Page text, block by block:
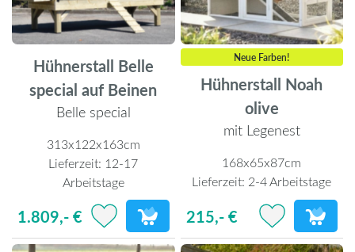
Hühnerstall Belle
special auf Beinen
Belle special
313x122x163cm
Lieferzeit: 12-17
Arbeitstage
1.809,- €
Neue Farben!
Hühnerstall Noah
olive
mit Legenest
168x65x87cm
Lieferzeit: 2-4 Arbeitstage
215,- €